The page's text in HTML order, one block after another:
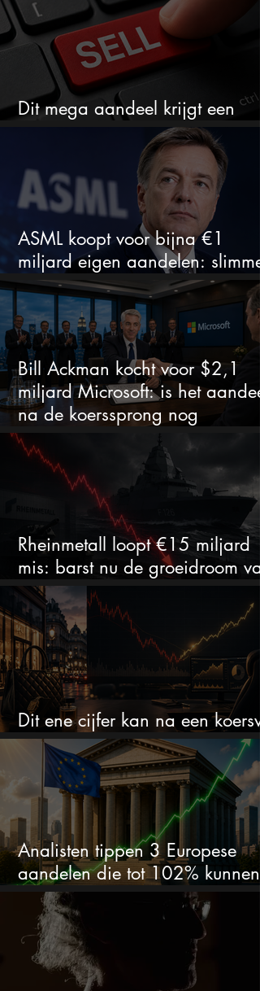
Dit mega aandeel krijgt een
zeldzaam verkoopadvies
ASML koopt voor bijna €1
miljard eigen aandelen: slimme
zet of dure timing?
Bill Ackman kocht voor $2,1
miljard Microsoft: is het aandeel
na de koerssprong nog
aantrekkelijk?
Rheinmetall loopt €15 miljard
mis: barst nu de groeidroom van
het defensiebedrijf?
Dit ene cijfer kan na een
van 50% alles veranderen
Analisten tippen 3 Europese
aandelen die tot 102% kunnen
stijgen